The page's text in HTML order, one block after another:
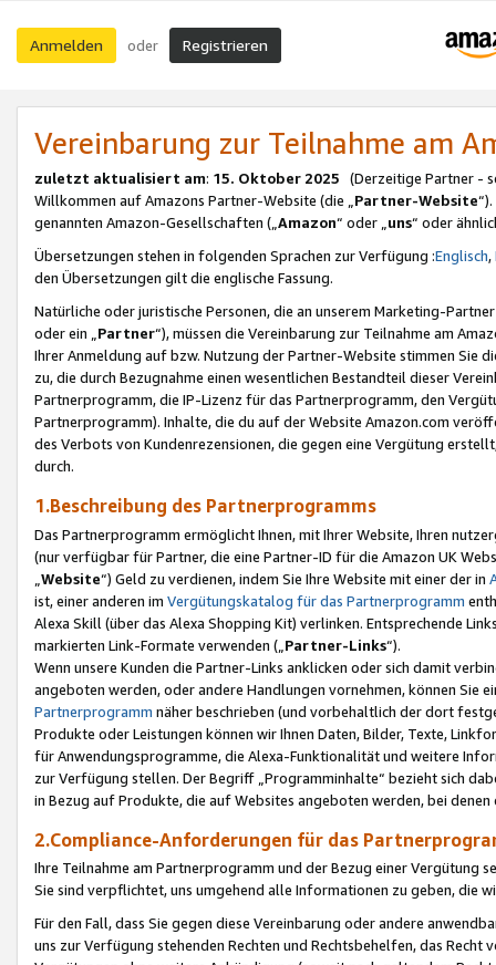
Anmelden oder Registrieren
Vereinbarung zur Teilnahme am
zuletzt aktualisiert am: 15. Oktober 2025 (Derzeitige Partner -
Willkommen auf Amazons Partner-Website (die „Partner-Website
genannten Amazon-Gesellschaften („Amazon“ oder „uns“ oder
Übersetzungen stehen in folgenden Sprachen zur Verfügung :Englisch,
den Übersetzungen gilt die englische Fassung.
Natürliche oder juristische Personen, die an unserem Marketing-
oder ein „Partner“), müssen die Vereinbarung zur Teilnahme am
Ihrer Anmeldung auf bzw. Nutzung der Partner-Website stimmen Sie
zu, die durch Bezugnahme einen wesentlichen Bestandteil dieser
Partnerprogramm, die IP-Lizenz für das Partnerprogramm, den
Partnerprogramm). Inhalte, die du auf der Website Amazon.com
des Verbots von Kundenrezensionen, die gegen eine Vergütung
durch.
1.Beschreibung des Partnerprogramms
Das Partnerprogramm ermöglicht Ihnen, mit Ihrer Website, Ihren
(nur verfügbar für Partner, die eine Partner-ID für die Amazon UK
Website“) Geld zu verdienen, indem Sie Ihre Website mit einer der in
ist, einer anderen im Vergütungskatalog für das Partnerprogramm
Alexa Skill (über das Alexa Shopping Kit) verlinken. Entsprechende
markierten Link-Formate verwenden („ Partner-Links“).
Wenn unsere Kunden die Partner-Links anklicken oder sich damit
angeboten werden, oder andere Handlungen vornehmen, können Sie
Partnerprogramm näher beschrieben (und vorbehaltlich der dort
Produkte oder Leistungen können wir Ihnen Daten, Bilder, Texte,
für Anwendungsprogramme, die Alexa-Funktionalität und weitere
zur Verfügung stellen. Der Begriff „Programminhalte“ bezieht sich
in Bezug auf Produkte, die auf Websites angeboten werden, bei
2.Compliance-Anforderungen für das
Ihre Teilnahme am Partnerprogramm und der Bezug einer Vergütung
Sie sind verpflichtet, uns umgehend alle Informationen zu geben, die
Für den Fall, dass Sie gegen diese Vereinbarung oder andere
uns zur Verfügung stehenden Rechten und Rechtsbehelfen, das